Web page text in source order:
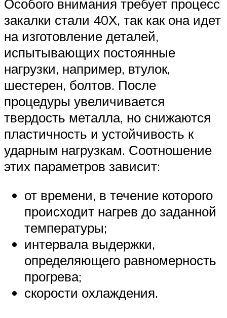
Особого внимания требует процесс
закалки стали 40Х, так как она идет
на изготовление деталей,
испытывающих постоянные
нагрузки, например, втулок,
шестерен, болтов. После
процедуры увеличивается
твердость металла, но снижаются
пластичность и устойчивость к
ударным нагрузкам. Соотношение
этих параметров зависит:
от времени, в течение которого
происходит нагрев до заданной
температуры;
интервала выдержки,
определяющего равномерность
прогрева;
скорости охлаждения.